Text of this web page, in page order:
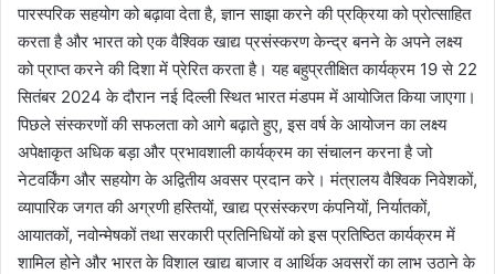
पारस्परिक सहयोग को बढ़ावा देता है, ज्ञान साझा करने की प्रक्रिया को प्रोत्साहित
करता है और भारत को एक वैश्विक खाद्य प्रसंस्करण केन्द्र बनने के अपने लक्ष्य
को प्राप्त करने की दिशा में प्रेरित करता है। यह बहुप्रतीक्षित कार्यक्रम 19 से 22
सितंबर 2024 के दौरान नई दिल्ली स्थित भारत मंडपम में आयोजित किया जाएगा।
पिछले संस्करणों की सफलता को आगे बढ़ाते हुए, इस वर्ष के आयोजन का लक्ष्य
अपेक्षाकृत अधिक बड़ा और प्रभावशाली कार्यक्रम का संचालन करना है जो
नेटवर्किंग और सहयोग के अद्वितीय अवसर प्रदान करे। मंत्रालय वैश्विक निवेशकों,
व्यापारिक जगत की अग्रणी हस्तियों, खाद्य प्रसंस्करण कंपनियों, निर्यातकों,
आयातकों, नवोन्मेषकों तथा सरकारी प्रतिनिधियों को इस प्रतिष्ठित कार्यक्रम में
शामिल होने और भारत के विशाल खाद्य बाजार व आर्थिक अवसरों का लाभ उठाने के